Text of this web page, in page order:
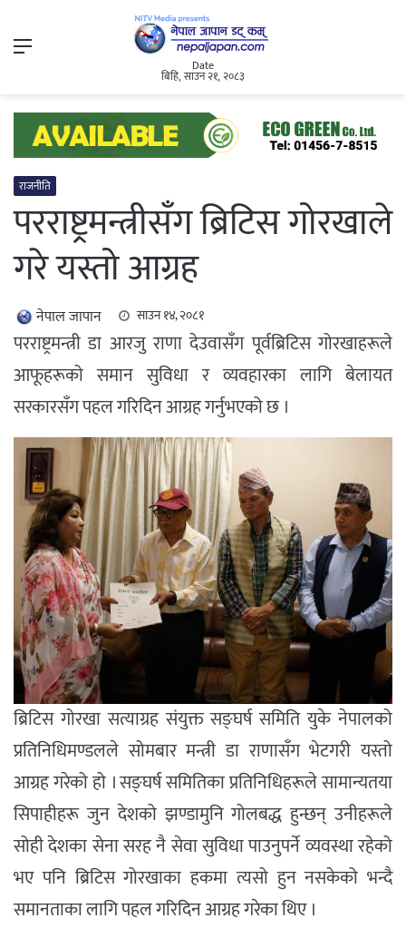
Menu
Date
बिहि, साउन २१, २०८३
राजनीति
परराष्ट्रमन्त्रीसँग ब्रिटिस गोरखाले
गरे यस्तो आग्रह
नेपाल जापान साउन १४, २०८१
परराष्ट्रमन्त्री डा आरजु राणा देउवासँग पूर्वब्रिटिस गोरखाहरूले
आफूहरूको समान सुविधा र व्यवहारका लागि बेलायत
सरकारसँग पहल गरिदिन आग्रह गर्नुभएको छ ।
ब्रिटिस गोरखा सत्याग्रह संयुक्त सङ्घर्ष समिति युके नेपालको
प्रतिनिधिमण्डलले सोमबार मन्त्री डा राणासँग भेटगरी यस्तो
आग्रह गरेको हो । सङ्घर्ष समितिका प्रतिनिधिहरूले सामान्यतया
सिपाहीहरू जुन देशको झण्डामुनि गोलबद्ध हुन्छन् उनीहरूले
सोही देशका सेना सरह नै सेवा सुविधा पाउनुपर्ने व्यवस्था रहेको
भए पनि ब्रिटिस गोरखाका हकमा त्यसो हुन नसकेको भन्दै
समानताका लागि पहल गरिदिन आग्रह गरेका थिए ।